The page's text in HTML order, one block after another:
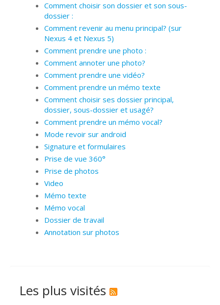
Comment choisir son dossier et son sous-
dossier :
Comment revenir au menu principal? (sur
Nexus 4 et Nexus 5)
Comment prendre une photo :
Comment annoter une photo?
Comment prendre une vidéo?
Comment prendre un mémo texte
Comment choisir ses dossier principal,
dossier, sous-dossier et usagé?
Comment prendre un mémo vocal?
Mode revoir sur android
Signature et formulaires
Prise de vue 360°
Prise de photos
Video
Mémo texte
Mémo vocal
Dossier de travail
Annotation sur photos
Les plus visités